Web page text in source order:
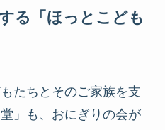
る「ほっとこども
たちとそのご家族を支
」も、おにぎりの会が